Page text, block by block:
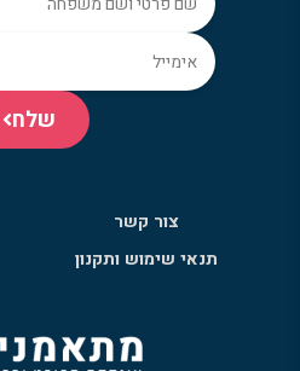
שלח
צור קשר
תנאי שימוש ותקנון